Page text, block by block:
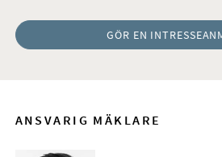
GÖR EN
ANSVARIG MÄKLARE